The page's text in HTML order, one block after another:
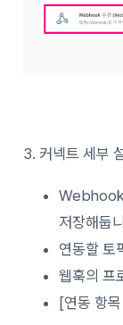
3. 커넥트 세부
Webhook
저장해둡
연동할 토
웹훅의 프
[연동 항